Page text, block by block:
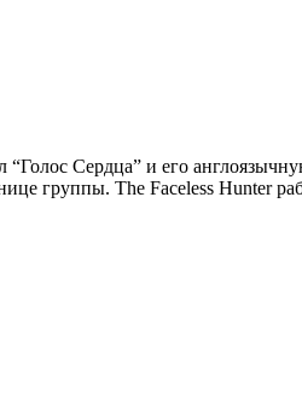
Сердца” и его
группы. The Faceless Hunter